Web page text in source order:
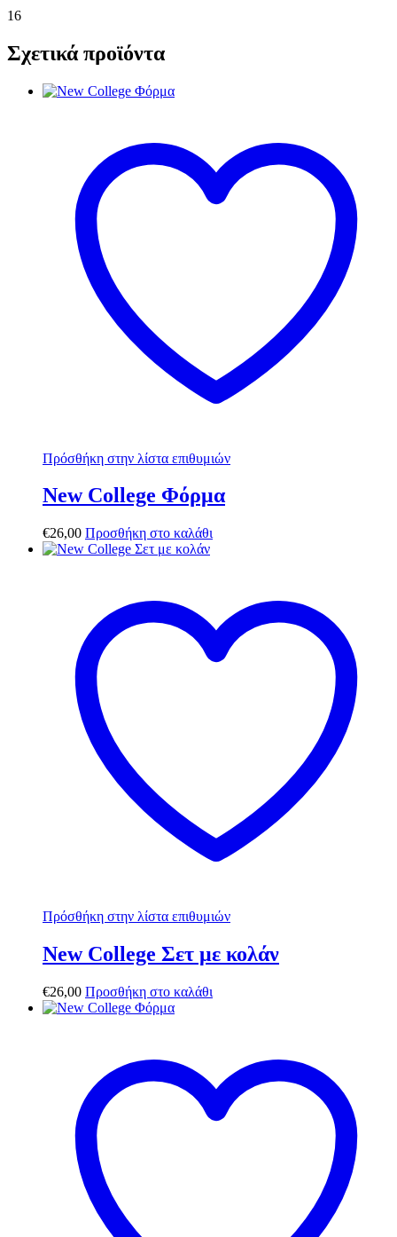
16
Σχετικά προϊόντα
Πρόσθήκη στην λίστα επιθυμιών
New College Φόρμα
€26,00 Προσθήκη στο καλάθι
Πρόσθήκη στην λίστα επιθυμιών
New College Σετ με κολάν
€26,00 Προσθήκη στο καλάθι